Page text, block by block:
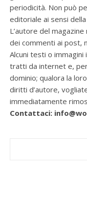
periodicità. Non può
editoriale ai sensi
L’autore del
dei commenti ai post,
Alcuni testi o
tratti da internet e,
dominio; qualora la
diritti d’autore,
immediatamente
Contattaci: